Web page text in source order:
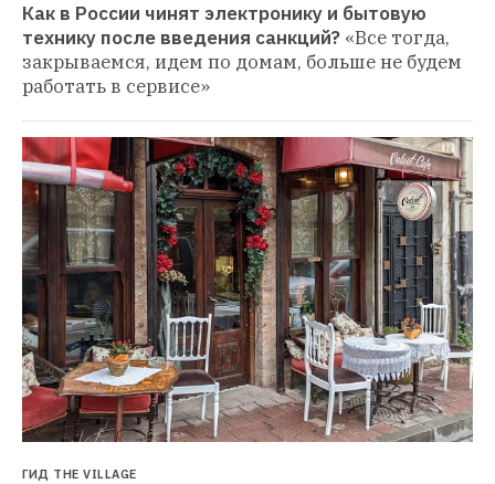
Как в России чинят электронику и бытовую
технику после введения санкций? «Все тогда,
закрываемся, идем по домам, больше не будем
работать в сервисе»
ГИД THE VILLAGE